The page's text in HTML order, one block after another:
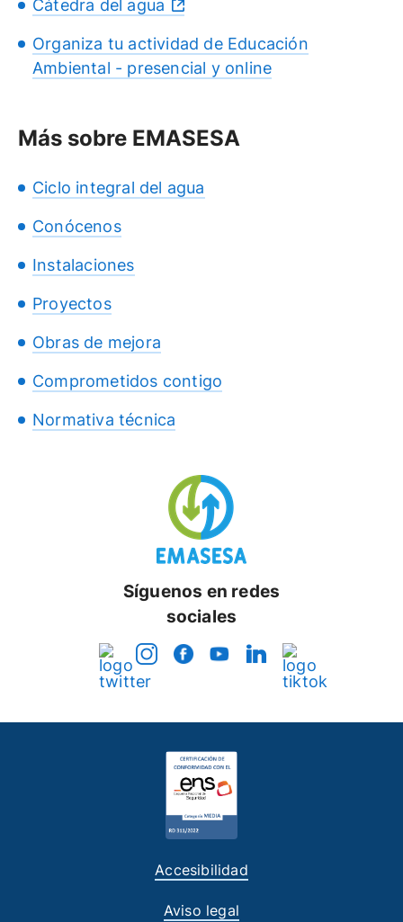
Cátedra del agua
Organiza tu actividad de Educación
Ambiental - presencial y online
Más sobre EMASESA
Ciclo integral del agua
Conócenos
Instalaciones
Proyectos
Obras de mejora
Comprometidos contigo
Normativa técnica
Síguenos en redes
sociales
Accesibilidad
Aviso legal